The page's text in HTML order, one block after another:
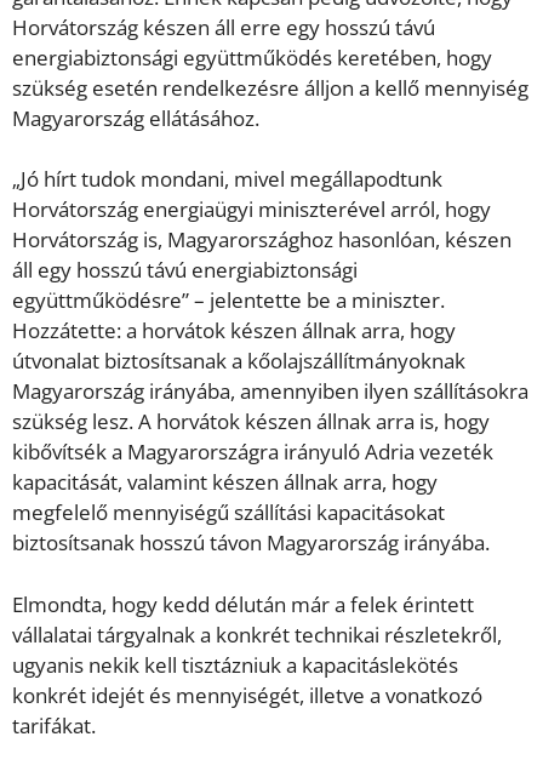
Horvátország készen áll erre egy hosszú távú
energiabiztonsági együttműködés keretében, hogy
szükség esetén rendelkezésre álljon a kellő mennyiség
Magyarország ellátásához.
„Jó hírt tudok mondani, mivel megállapodtunk
Horvátország energiaügyi miniszterével arról, hogy
Horvátország is, Magyarországhoz hasonlóan, készen
áll egy hosszú távú energiabiztonsági
együttműködésre” – jelentette be a miniszter.
Hozzátette: a horvátok készen állnak arra, hogy
útvonalat biztosítsanak a kőolajszállítmányoknak
Magyarország irányába, amennyiben ilyen szállításokra
szükség lesz. A horvátok készen állnak arra is, hogy
kibővítsék a Magyarországra irányuló Adria vezeték
kapacitását, valamint készen állnak arra, hogy
megfelelő mennyiségű szállítási kapacitásokat
biztosítsanak hosszú távon Magyarország irányába.
Elmondta, hogy kedd délután már a felek érintett
vállalatai tárgyalnak a konkrét technikai részletekről,
ugyanis nekik kell tisztázniuk a kapacitáslekötés
konkrét idejét és mennyiségét, illetve a vonatkozó
tarifákat.